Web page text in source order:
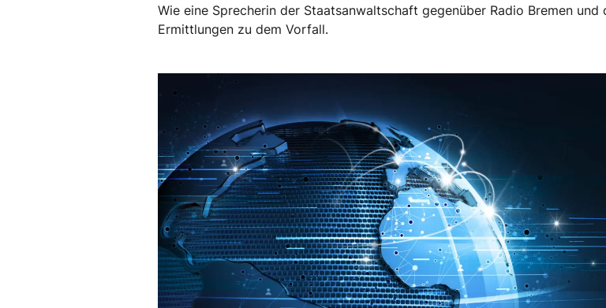
Wie eine Sprecherin der Staatsanwaltschaft gegenüber Radio Bremen und
Ermittlungen zu dem Vorfall.